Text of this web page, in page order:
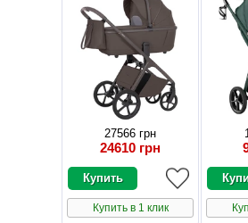
27566 грн
24610 грн
Купить в 1 клик